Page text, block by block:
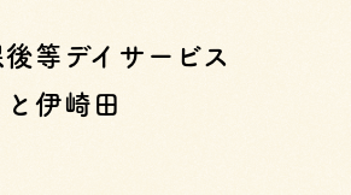
等デイサービス
と伊崎田